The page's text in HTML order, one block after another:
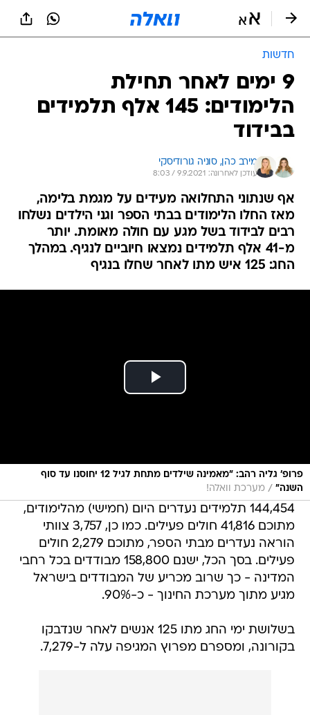
חדשות
9 ימים לאחר תחילת
הלימודים: 145 אלף תלמידים
בבידוד
מירב כהן, סוניה גורודיסקי
עודכן לאחרונה: 9.9.2021 / 8:03
אף שנתוני התחלואה מעידים על מגמת בלימה,
מאז החלו הלימודים בבתי הספר וגני הילדים נשלחו
רבים לבידוד בשל מגע עם חולה מאומת. יותר
מ-41 אלף תלמידים נמצאו חיוביים לנגיף. במהלך
החג: 125 איש מתו לאחר שחלו בנגיף
פרופ' גליה רהב: "מאמינה שילדים מתחת לגיל 12 יחוסנו עד סוף
השנה" / מערכת וואלה!
144,454 תלמידים נעדרים היום (חמישי) מהלימודים,
מתוכם 41,816 חולים פעילים. כמו כן, 3,757 צוותי
הוראה נעדרים מבתי הספר, מתוכם 2,279 חולים
פעילים. בסך הכל, ישנם 158,800 מבודדים בכל רחבי
המדינה - כך שרוב מכריע של המבודדים בישראל
מגיע מתוך מערכת החינוך - כ-90%.
בשלושת ימי החג מתו 125 אנשים לאחר שנדבקו
בקורונה, ומספרם מפרוץ המגיפה עלה ל-7,279.